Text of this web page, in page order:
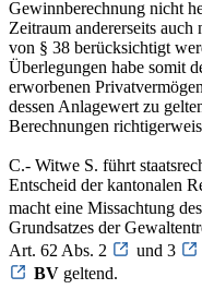
Gewinnberechnung nicht
Zeitraum andererseits
von § 38 berücksichtigt
Überlegungen habe somit
erworbenen
dessen Anlagewert zu
Berechnungen
C.- Witwe S. führt
Entscheid der kantonalen
macht eine Missachtung
Grundsatzes der
Art. 62 Abs. 2
und 3
BV geltend.